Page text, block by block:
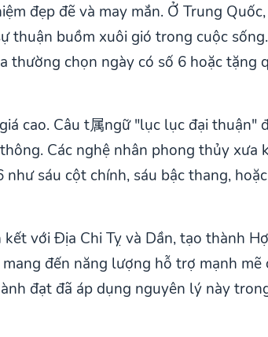
đẹp đẽ và may mắn. Ở Trung
thuận buồm xuôi gió trong cuộc
thường chọn ngày có số 6 hoặc tặng
cao. Câu t属ngữ "lục lục đại thuận"
Các nghệ nhân phong thủy xưa
sáu cột chính, sáu bậc thang,
với Địa Chi Tỵ và Dần, tạo thành
đến năng lượng hỗ trợ mạnh mẽ
đạt đã áp dụng nguyên lý này